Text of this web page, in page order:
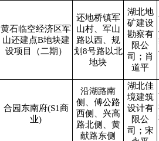
黄石临空经济区军
山还建点B地块建
设项目（二期）
还地桥镇军
山村、军山
路以西、规
划8号路以北
地块
湖北地
矿建设
勘察有
限公
司；肖
道平
合园东南府(S1商
业)
沿湖路南
侧、傅公路
西侧、兴高
路北侧、黄
献路东侧
湖北佳
境建筑
设计有
限公
司；宋